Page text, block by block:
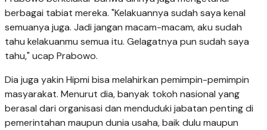
berbagai tabiat mereka. "Kelakuannya sudah saya kenal
semuanya juga. Jadi jangan macam-macam, aku sudah
tahu kelakuanmu semua itu. Gelagatnya pun sudah saya
tahu," ucap Prabowo.
Dia juga yakin Hipmi bisa melahirkan pemimpin-pemimpin
masyarakat. Menurut dia, banyak tokoh nasional yang
berasal dari organisasi dan menduduki jabatan penting di
pemerintahan maupun dunia usaha, baik dulu maupun